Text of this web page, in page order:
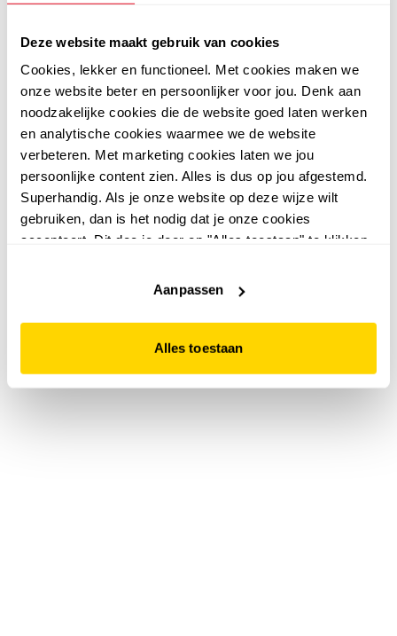
Deze website maakt gebruik van cookies
Cookies, lekker en functioneel. Met cookies maken we
onze website beter en persoonlijker voor jou. Denk aan
noodzakelijke cookies die de website goed laten werken
en analytische cookies waarmee we de website
verbeteren. Met marketing cookies laten we jou
persoonlijke content zien. Alles is dus op jou afgestemd.
Superhandig. Als je onze website op deze wijze wilt
gebruiken, dan is het nodig dat je onze cookies
accepteert. Dit doe je door op "Alles toestaan" te klikken.
website niet optimaal functioneert.
Aanpassen
Alles toestaan